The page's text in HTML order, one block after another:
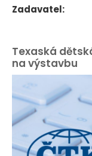
Zadavatel:
Texaská
na výstavbu